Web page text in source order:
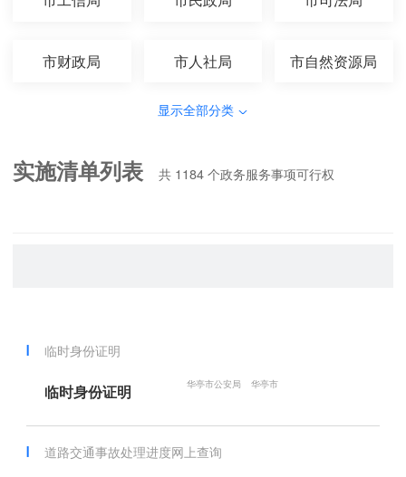
市财政局 市人社局 市自然资源局
显示全部分类
实施清单列表 共 1184 个政务服务事项可行权
临时身份证明
临时身份证明 华亭市公安局 华亭市
道路交通事故处理进度网上查询